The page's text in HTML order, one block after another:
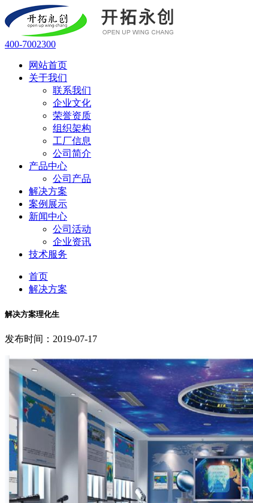
400-7002300
网站首页
关于我们
联系我们
企业文化
荣誉资质
组织架构
工厂信息
公司简介
产品中心
公司产品
解决方案
案例展示
新闻中心
公司活动
企业资讯
技术服务
首页
解决方案
解决方案理化生
发布时间：2019-07-17